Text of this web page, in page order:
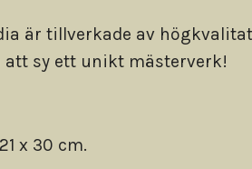
är tillverkade av
sy ett unikt mästerverk!
x 30 cm.